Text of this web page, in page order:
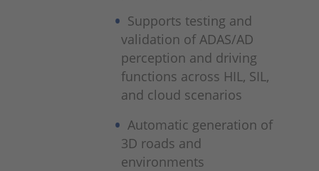
Supports testing and
validation of ADAS/AD
perception and driving
functions across HIL, SIL,
and cloud scenarios
Automatic generation of
3D roads and
environments